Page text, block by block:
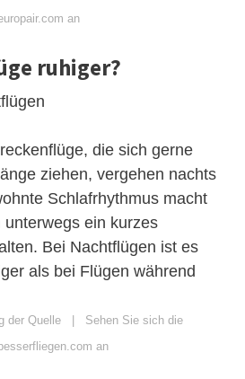
an
ruhiger?
die sich gerne
ziehen, vergehen nachts
Schlafrhythmus macht
ein kurzes
Bei Nachtflügen ist es
als bei Flügen während
der Quelle | Sehen Sie sich die
an